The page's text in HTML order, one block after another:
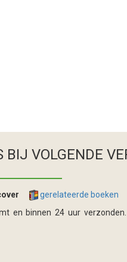
BIJ VOLGENDE
gerelateerde boeken
en binnen 24 uur